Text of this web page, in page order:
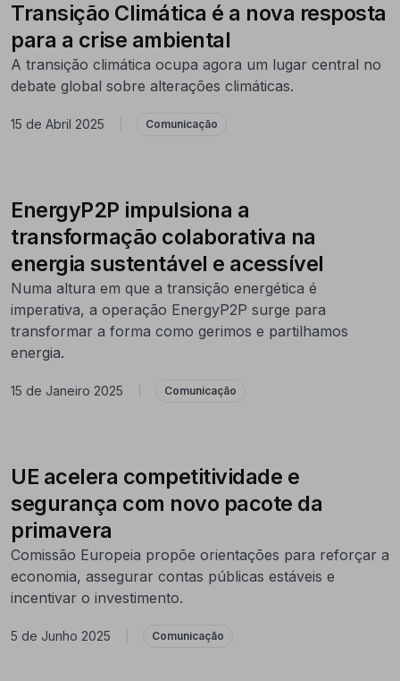
Transição Climática é a nova resposta
para a crise ambiental
A transição climática ocupa agora um lugar central no
debate global sobre alterações climáticas.
15 de Abril 2025 Comunicação
EnergyP2P impulsiona a
transformação colaborativa na
energia sustentável e acessível
Numa altura em que a transição energética é
imperativa, a operação EnergyP2P surge para
transformar a forma como gerimos e partilhamos
energia.
15 de Janeiro 2025 Comunicação
UE acelera competitividade e
segurança com novo pacote da
primavera
Comissão Europeia propõe orientações para reforçar a
economia, assegurar contas públicas estáveis e
incentivar o investimento.
5 de Junho 2025 Comunicação